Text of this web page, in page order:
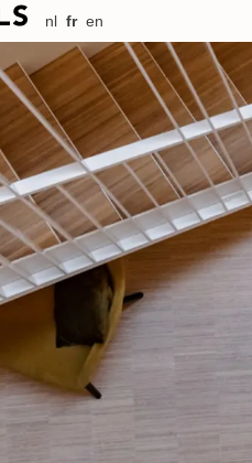
nl fr en